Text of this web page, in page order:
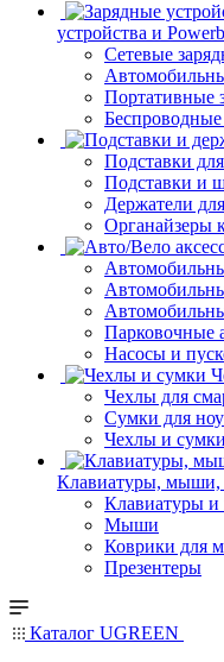
устройства и
Сетевые
Портативные
Беспроводные
Подставки
Подставки и
Держатели
Органайзеры
Парковочные
Насосы и
Чехлы для
Сумки для
Чехлы и
Клавиатуры, мыши,
Клавиатуры и
Мыши
Коврики для
Презентеры
Каталог UGREEN